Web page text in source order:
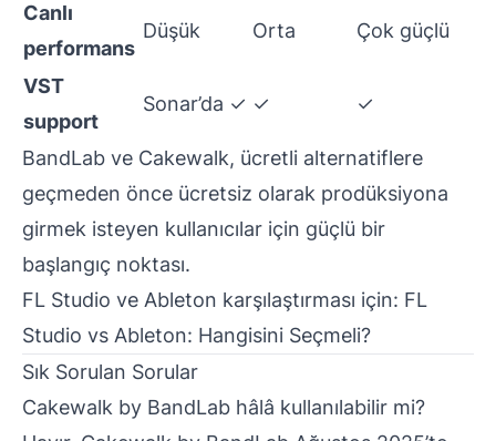
Canlı
performans
Düşük Orta Çok güçlü
VST
support
Sonar’da ✓ ✓ ✓
BandLab ve Cakewalk, ücretli alternatiflere
geçmeden önce ücretsiz olarak prodüksiyona
girmek isteyen kullanıcılar için güçlü bir
başlangıç noktası.
FL Studio ve Ableton karşılaştırması için: FL
Studio vs Ableton: Hangisini Seçmeli?
Sık Sorulan Sorular
Cakewalk by BandLab hâlâ kullanılabilir mi?